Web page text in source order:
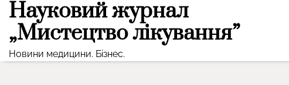
Skip
content
Науковий журнал
„Мистецтво лікування”
Новини медицини. Бізнес.